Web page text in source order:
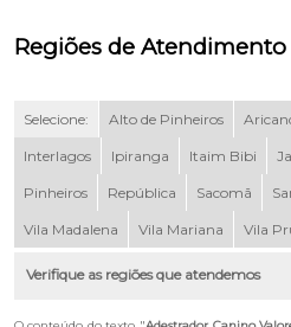
Regiões de Atendimento
Selecione: Alto de Pinheiros
Interlagos Ipiranga Itaim Bibi
Pinheiros República Sacomã
Vila Madalena Vila Mariana Vila
Verifique as regiões que atendemos